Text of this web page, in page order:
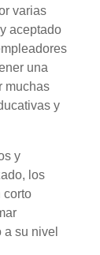
varias
aceptado
una
muchas
y
y
los
corto
su nivel